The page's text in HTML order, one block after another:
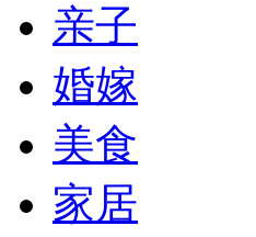
亲子
婚嫁
美食
家居